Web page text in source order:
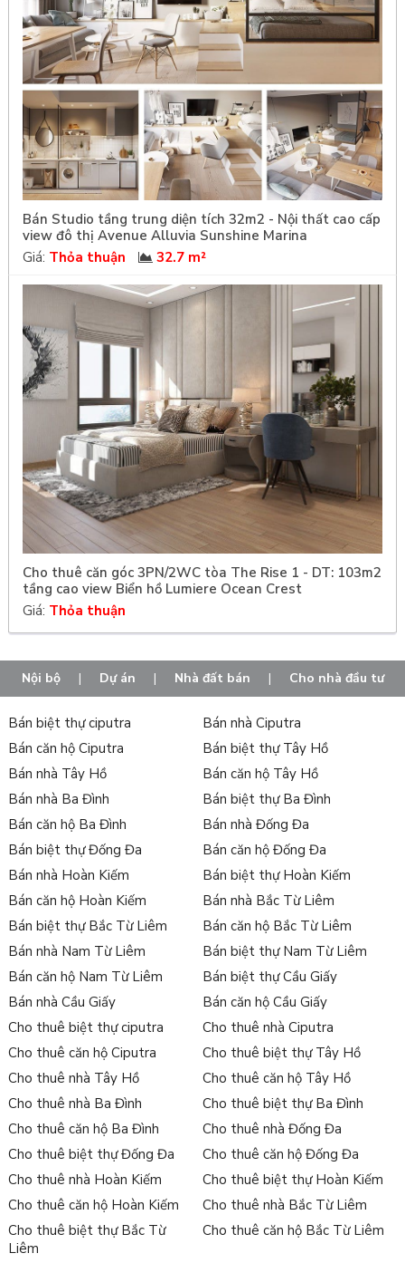
Bán Studio tầng trung diện tích 32m2 - Nội thất cao cấp
view đô thị Avenue Alluvia Sunshine Marina
Giá: Thỏa thuận 32.7 m²
Cho thuê căn góc 3PN/2WC tòa The Rise 1 - DT: 103m2
tầng cao view Biển hồ Lumiere Ocean Crest
Giá: Thỏa thuận
Nội bộ | Dự án | Nhà đất bán | Cho nhà đầu tư
Bán biệt thự ciputra
Bán nhà Ciputra
Bán căn hộ Ciputra
Bán biệt thự Tây Hồ
Bán nhà Tây Hồ
Bán căn hộ Tây Hồ
Bán nhà Ba Đình
Bán biệt thự Ba Đình
Bán căn hộ Ba Đình
Bán nhà Đống Đa
Bán biệt thự Đống Đa
Bán căn hộ Đống Đa
Bán nhà Hoàn Kiếm
Bán biệt thự Hoàn Kiếm
Bán căn hộ Hoàn Kiếm
Bán nhà Bắc Từ Liêm
Bán biệt thự Bắc Từ Liêm
Bán căn hộ Bắc Từ Liêm
Bán nhà Nam Từ Liêm
Bán biệt thự Nam Từ Liêm
Bán căn hộ Nam Từ Liêm
Bán biệt thự Cầu Giấy
Bán nhà Cầu Giấy
Bán căn hộ Cầu Giấy
Cho thuê biệt thự ciputra
Cho thuê nhà Ciputra
Cho thuê căn hộ Ciputra
Cho thuê biệt thự Tây Hồ
Cho thuê nhà Tây Hồ
Cho thuê căn hộ Tây Hồ
Cho thuê nhà Ba Đình
Cho thuê biệt thự Ba Đình
Cho thuê căn hộ Ba Đình
Cho thuê nhà Đống Đa
Cho thuê biệt thự Đống Đa
Cho thuê căn hộ Đống Đa
Cho thuê nhà Hoàn Kiếm
Cho thuê biệt thự Hoàn Kiếm
Cho thuê căn hộ Hoàn Kiếm
Cho thuê nhà Bắc Từ Liêm
Cho thuê biệt thự Bắc Từ
Liêm
Cho thuê căn hộ Bắc Từ Liêm